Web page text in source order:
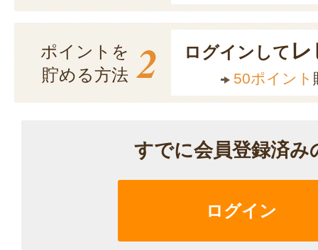
ポイントを
貯める方法 2 ログインして
50ポイント
すでに会員登録済み
ログイン